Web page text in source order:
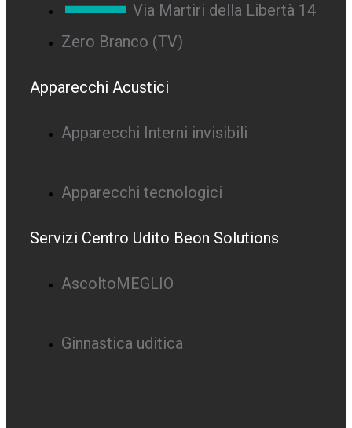
Via Martiri della Libertà 14
Zero Branco (TV)
Apparecchi Acustici
Apparecchi Interni invisibili
Apparecchi tecnologici
Servizi Centro Udito Beon Solutions
AscoltoMEGLIO
Ginnastica uditica